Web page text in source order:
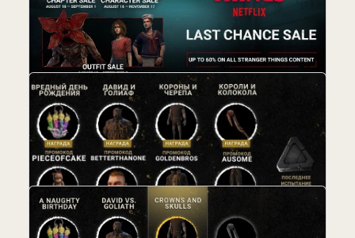
Восставший из Ада в Dead by Daylight и
другие новости
18.08.2021 / Автор:Елена (Хлоя) Хмелева
новость